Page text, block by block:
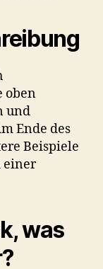
oben
und
Ende des
Beispiele
einer
was